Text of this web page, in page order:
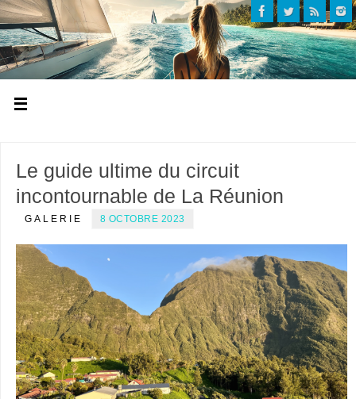
Le guide ultime du circuit
incontournable de La Réunion
GALERIE 8 OCTOBRE 2023